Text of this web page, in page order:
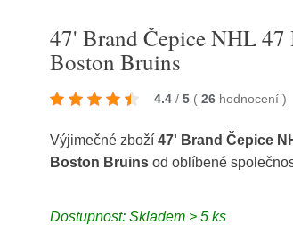
47' Brand Čepice NHL 47
Boston Bruins
4.4 / 5 ( 26 hodnocení)
Výjimečné zboží47' Brand Čepice
Boston Bruins od oblíbené
Dostupnost: Skladem > 5 ks